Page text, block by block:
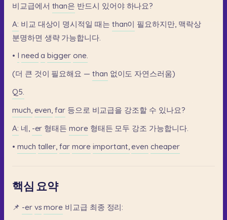
비교급에서 than은 반드시 있어야 하나요?
A: 비교 대상이 명시적일 때는 than이 필요하지만, 맥락상
분명하면 생략 가능합니다.
• I need a bigger one.
(더 큰 것이 필요해요 — than 없이도 자연스러움)
Q5.
much, even, far 등으로 비교급을 강조할 수 있나요?
A: 네, -er 형태든 more 형태든 모두 강조 가능합니다.
• much taller, far more important, even cheaper
핵심 요약
📌 -er vs more 비교급 최종 정리: